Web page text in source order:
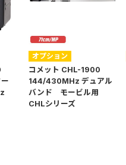
オプション
コメット CHL-1900
144/430MHz デュアル
バンド モービル用
CHLシリーズ